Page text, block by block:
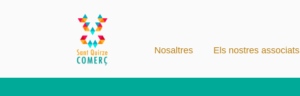
Nosaltres Els nostres associats